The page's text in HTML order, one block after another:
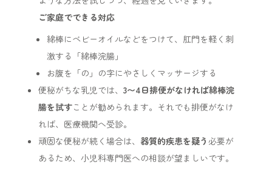
ご家庭でできる対応
綿棒にベビーオイルなどをつけて、肛門を軽く刺
激する「綿棒浣腸」
お腹を「の」の字にやさしくマッサージする
便秘がちな乳児では、3〜4日排便がなければ綿棒浣
腸を試すことが勧められます。それでも排便がなけ
れば、医療機関へ受診。
頑固な便秘が続く場合は、器質的疾患を疑う必要が
あるため、小児科専門医への相談が望ましいです。